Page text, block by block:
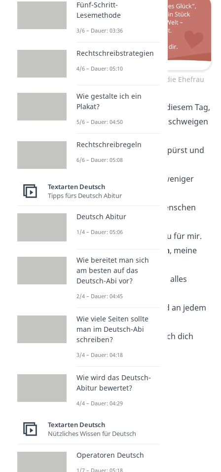
Geburtstagsgedicht für die Ehefrau
Ich wünsche dir an diesem Tag,
dass jeder
schweigen
Dass du nurLiebe
spürst und
Licht —
denn du verdienst weniger
nicht.
Es gibt Millionen Menschen
hier,
doch keine ist wie du für mir.
Lachen, meine
Kraft —
die Frau, die einfach alles
schafft.
Darum heute — und an jedem
Tag:
Ichliebe
dich. Weil ich dich
mag.
Fünf-Schritt-
Lesemethode
3/6 – Dauer: 03:36
Rechtschreibstrategien
4/6 – Dauer: 05:10
Wie gestalte ich ein
Plakat?
5/6 – Dauer: 04:50
Rechtschreibregeln
6/6 – Dauer: 05:08
Textarten Deutsch
Tipps fürs Deutsch Abitur
Deutsch Abitur
1/4 – Dauer: 05:06
Wie bereitet man sich
am besten auf das
Deutsch-Abi vor?
2/4 – Dauer: 04:45
Wie viele Seiten sollte
man im Deutsch-Abi
schreiben?
3/4 – Dauer: 04:18
Wie wird das Deutsch-
Abitur bewertet?
4/4 – Dauer: 04:29
Textarten Deutsch
Nützliches Wissen für Deutsch
Operatoren Deutsch
1/7 – Dauer: 05:18